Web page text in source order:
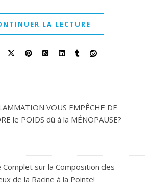
LA LECTURE
VOUS EMPÊCHE DE
le POIDS dû à la MÉNOPAUSE?
Complet sur la Composition des
de la Racine à la Pointe!